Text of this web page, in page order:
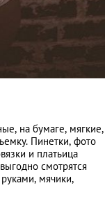
на бумаге, мягкие,
Пинетки, фото
и платьица
смотрятся
мячики,